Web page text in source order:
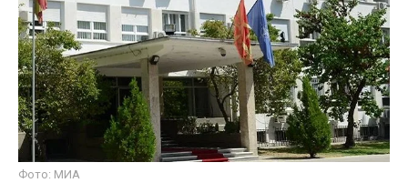
Фото: МИА